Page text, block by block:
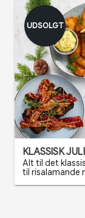
UDSOLGT
KLASSISK
Alt til det
til risalamande